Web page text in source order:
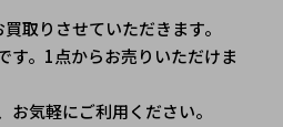
取りさせていただきます。
す。1点からお売りいただけま
気軽にご利用ください。